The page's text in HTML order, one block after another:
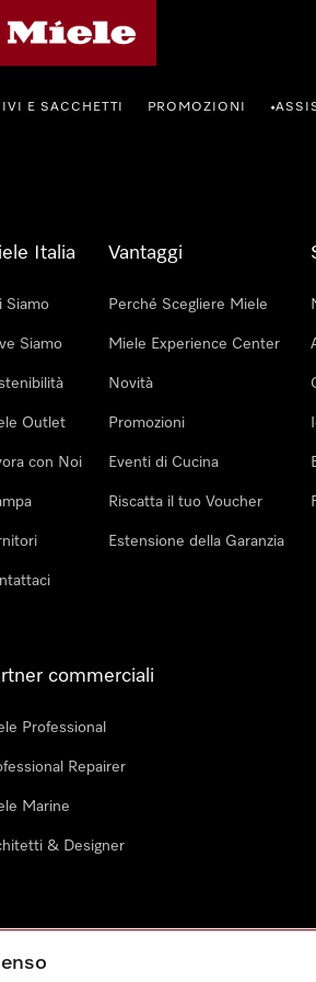
E SACCHETTI PROMOZIONI •
Italia
Siamo
Siamo
Outlet
con Noi
Vantaggi
Perché Scegliere Miele
Miele Experience Center
Novità
Promozioni
Eventi di Cucina
Riscatta il tuo Voucher
Estensione della Garanzia
commerciali
Professional
Repairer
Marine
& Designer